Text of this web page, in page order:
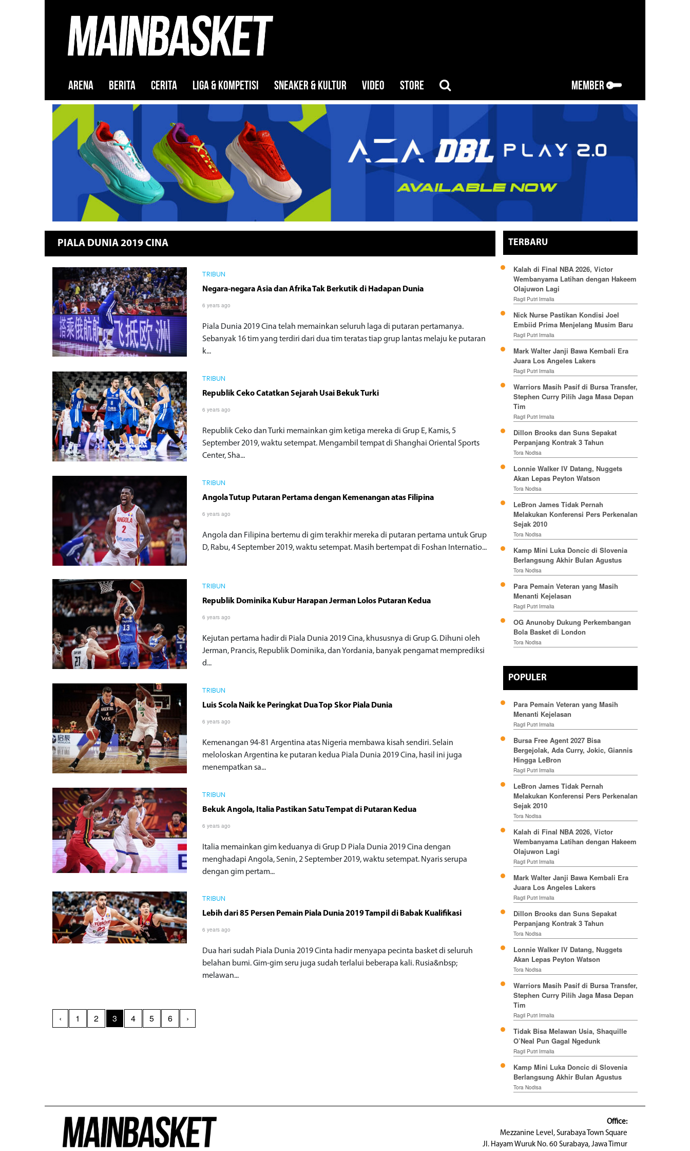
ARENA BERITA CERITA LIGA & KOMPETISI SNEAKER & KULTUR VIDEO STORE MEMBER
PIALA DUNIA 2019 CINA
TRIBUN
Negara-negara Asia dan Afrika Tak Berkutik di Hadapan Dunia
6 years ago
Piala Dunia 2019 Cina telah memainkan seluruh laga di putaran pertamanya.
Sebanyak 16 tim yang terdiri dari dua tim teratas tiap grup lantas melaju ke putaran
k...
TRIBUN
Republik Ceko Catatkan Sejarah Usai Bekuk Turki
6 years ago
Republik Ceko dan Turki memainkan gim ketiga mereka di Grup E, Kamis, 5
September 2019, waktu setempat. Mengambil tempat di Shanghai Oriental Sports
Center, Sha...
TRIBUN
Angola Tutup Putaran Pertama dengan Kemenangan atas Filipina
6 years ago
Angola dan Filipina bertemu di gim terakhir mereka di putaran pertama untuk Grup
D, Rabu, 4 September 2019, waktu setempat. Masih bertempat di Foshan Internatio...
TRIBUN
Republik Dominika Kubur Harapan Jerman Lolos Putaran Kedua
6 years ago
Kejutan pertama hadir di Piala Dunia 2019 Cina, khususnya di Grup G. Dihuni oleh
Jerman, Prancis, Republik Dominika, dan Yordania, banyak pengamat memprediksi
d...
TRIBUN
Luis Scola Naik ke Peringkat Dua Top Skor Piala Dunia
6 years ago
Kemenangan 94-81 Argentina atas Nigeria membawa kisah sendiri. Selain
meloloskan Argentina ke putaran kedua Piala Dunia 2019 Cina, hasil ini juga
menempatkan sa...
TRIBUN
Bekuk Angola, Italia Pastikan Satu Tempat di Putaran Kedua
6 years ago
Italia memainkan gim keduanya di Grup D Piala Dunia 2019 Cina dengan
menghadapi Angola, Senin, 2 September 2019, waktu setempat. Nyaris serupa
dengan gim pertam...
TRIBUN
Lebih dari 85 Persen Pemain Piala Dunia 2019 Tampil di Babak Kualifikasi
6 years ago
Dua hari sudah Piala Dunia 2019 Cinta hadir menyapa pecinta basket di seluruh
belahan bumi. Gim-gim seru juga sudah terlalui beberapa kali. Rusia&nbsp;
melawan...
‹ 1 2 3 4 5 6 ›
TERBARU
Kalah di Final NBA 2026, Victor
Wembanyama Latihan dengan Hakeem
Olajuwon Lagi
Ragil Putri Irmalia
Nick Nurse Pastikan Kondisi Joel
Embiid Prima Menjelang Musim Baru
Ragil Putri Irmalia
Mark Walter Janji Bawa Kembali Era
Juara Los Angeles Lakers
Ragil Putri Irmalia
Warriors Masih Pasif di Bursa Transfer,
Stephen Curry Pilih Jaga Masa Depan
Tim
Ragil Putri Irmalia
Dillon Brooks dan Suns Sepakat
Perpanjang Kontrak 3 Tahun
Tora Nodisa
Lonnie Walker IV Datang, Nuggets
Akan Lepas Peyton Watson
Tora Nodisa
LeBron James Tidak Pernah
Melakukan Konferensi Pers Perkenalan
Sejak 2010
Tora Nodisa
Kamp Mini Luka Doncic di Slovenia
Berlangsung Akhir Bulan Agustus
Tora Nodisa
Para Pemain Veteran yang Masih
Menanti Kejelasan
Ragil Putri Irmalia
OG Anunoby Dukung Perkembangan
Bola Basket di London
Tora Nodisa
POPULER
Para Pemain Veteran yang Masih
Menanti Kejelasan
Ragil Putri Irmalia
Bursa Free Agent 2027 Bisa
Bergejolak, Ada Curry, Jokic, Giannis
Hingga LeBron
Ragil Putri Irmalia
LeBron James Tidak Pernah
Melakukan Konferensi Pers Perkenalan
Sejak 2010
Tora Nodisa
Kalah di Final NBA 2026, Victor
Wembanyama Latihan dengan Hakeem
Olajuwon Lagi
Ragil Putri Irmalia
Mark Walter Janji Bawa Kembali Era
Juara Los Angeles Lakers
Ragil Putri Irmalia
Dillon Brooks dan Suns Sepakat
Perpanjang Kontrak 3 Tahun
Tora Nodisa
Lonnie Walker IV Datang, Nuggets
Akan Lepas Peyton Watson
Tora Nodisa
Warriors Masih Pasif di Bursa Transfer,
Stephen Curry Pilih Jaga Masa Depan
Tim
Ragil Putri Irmalia
Tidak Bisa Melawan Usia, Shaquille
O’Neal Pun Gagal Ngedunk
Ragil Putri Irmalia
Kamp Mini Luka Doncic di Slovenia
Berlangsung Akhir Bulan Agustus
Tora Nodisa
Office:
Mezzanine Level, Surabaya Town Square
Jl. Hayam Wuruk No. 60 Surabaya, Jawa Timur